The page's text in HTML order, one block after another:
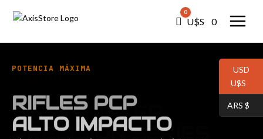
Carro
0
U$S⠀ 0
POTENCIA MÁXIMA
RIFLES PCP
ALTO IMPACTO
USD
U$S⠀
ARS $⠀